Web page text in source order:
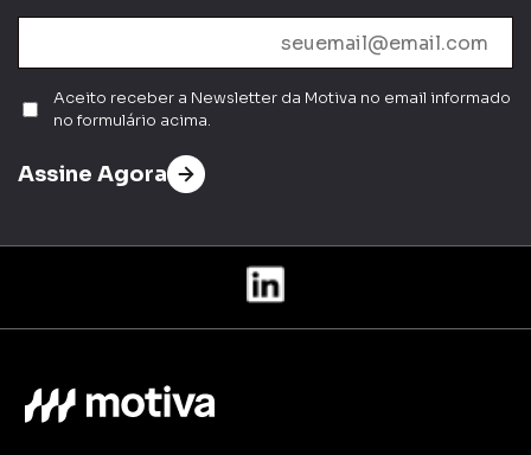
Aceito receber a Newsletter da Motiva no email informado
no formulário acima.
Assine Agora